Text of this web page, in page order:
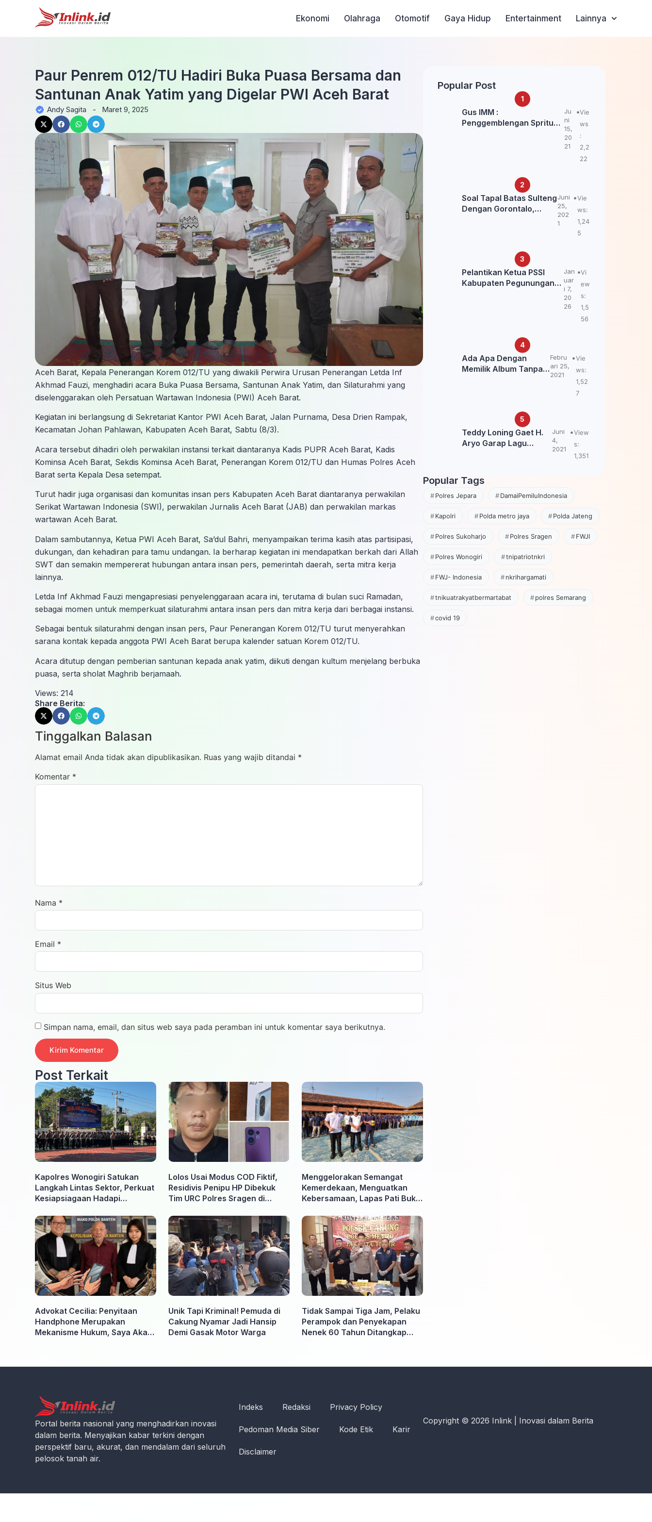
Ekonomi Olahraga Otomotif Gaya Hidup Entertainment Lainnya
Paur Penrem 012/TU Hadiri Buka Puasa Bersama dan
Santunan Anak Yatim yang Digelar PWI Aceh Barat
Andy Sagita - Maret 9, 2025
Aceh Barat, Kepala Penerangan Korem 012/TU yang diwakili Perwira Urusan Penerangan Letda Inf
Akhmad Fauzi, menghadiri acara Buka Puasa Bersama, Santunan Anak Yatim, dan Silaturahmi yang
diselenggarakan oleh Persatuan Wartawan Indonesia (PWI) Aceh Barat.
Kegiatan ini berlangsung di Sekretariat Kantor PWI Aceh Barat, Jalan Purnama, Desa Drien Rampak,
Kecamatan Johan Pahlawan, Kabupaten Aceh Barat, Sabtu (8/3).
Acara tersebut dihadiri oleh perwakilan instansi terkait diantaranya Kadis PUPR Aceh Barat, Kadis
Kominsa Aceh Barat, Sekdis Kominsa Aceh Barat, Penerangan Korem 012/TU dan Humas Polres Aceh
Barat serta Kepala Desa setempat.
Turut hadir juga organisasi dan komunitas insan pers Kabupaten Aceh Barat diantaranya perwakilan
Serikat Wartawan Indonesia (SWI), perwakilan Jurnalis Aceh Barat (JAB) dan perwakilan markas
wartawan Aceh Barat.
Dalam sambutannya, Ketua PWI Aceh Barat, Sa’dul Bahri, menyampaikan terima kasih atas partisipasi,
dukungan, dan kehadiran para tamu undangan. Ia berharap kegiatan ini mendapatkan berkah dari Allah
SWT dan semakin mempererat hubungan antara insan pers, pemerintah daerah, serta mitra kerja
lainnya.
Letda Inf Akhmad Fauzi mengapresiasi penyelenggaraan acara ini, terutama di bulan suci Ramadan,
sebagai momen untuk memperkuat silaturahmi antara insan pers dan mitra kerja dari berbagai instansi.
Sebagai bentuk silaturahmi dengan insan pers, Paur Penerangan Korem 012/TU turut menyerahkan
sarana kontak kepada anggota PWI Aceh Barat berupa kalender satuan Korem 012/TU.
Acara ditutup dengan pemberian santunan kepada anak yatim, diikuti dengan kultum menjelang berbuka
puasa, serta sholat Maghrib berjamaah.
Views: 214
Share Berita:
Tinggalkan Balasan
Alamat email Anda tidak akan dipublikasikan. Ruas yang wajib ditandai *
Komentar *
Nama *
Email *
Situs Web
Simpan nama, email, dan situs web saya pada peramban ini untuk komentar saya berikutnya.
Post Terkait
Kapolres Wonogiri Satukan
Langkah Lintas Sektor, Perkuat
Kesiapsiagaan Hadapi
Lolos Usai Modus COD Fiktif,
Residivis Penipu HP Dibekuk
Tim URC Polres Sragen di
Menggelorakan Semangat
Kemerdekaan, Menguatkan
Kebersamaan, Lapas Pati Buka
Warga Binaan Antusias Ikuti
Berbagai Perlombaan
Advokat Cecilia: Penyitaan
Handphone Merupakan
Mekanisme Hukum, Saya Akan
Unik Tapi Kriminal! Pemuda di
Cakung Nyamar Jadi Hansip
Demi Gasak Motor Warga
Tidak Sampai Tiga Jam, Pelaku
Perampok dan Penyekapan
Nenek 60 Tahun Ditangkap
Popular Post
Gus IMM :
Penggemblengan Spritual
Ju
ni
15,
20
21
Vie
ws
:
2,2
22
Soal Tapal Batas Sulteng
Dengan Gorontalo,
Juni
25,
202
1
Vie
ws:
1,24
5
Pelantikan Ketua PSSI
Kabupaten Pegunungan
Jan
uar
i 7,
20
26
Vi
ew
s:
1,5
56
Ada Apa Dengan
Memilik Album Tanpa
Febru
ari 25,
2021
Vie
ws:
1,52
7
Teddy Loning Gaet H.
Aryo Garap Lagu
Juni
4,
2021
View
s:
1,351
Popular Tags
Polres Jepara DamaiPemiluIndonesia
Kapolri Polda metro jaya Polda Jateng
Polres Sukoharjo Polres Sragen FWJI
Polres Wonogiri tnipatriotnkri
FWJ- Indonesia nkrihargamati
tnikuatrakyatbermartabat polres Semarang
covid 19
Portal berita nasional yang menghadirkan inovasi
dalam berita. Menyajikan kabar terkini dengan
perspektif baru, akurat, dan mendalam dari seluruh
pelosok tanah air.
Indeks Redaksi Privacy Policy
Pedoman Media Siber Kode Etik Karir
Disclaimer
Copyright © 2026 Inlink | Inovasi dalam Berita